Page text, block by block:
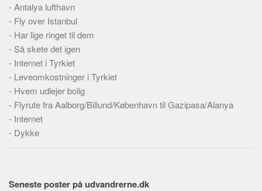
Praktisk
Alle
Meta
Dokumenttyper
Emner
Skribenter
Personer
Steder
Om
-Antalya lufthavn
- Fly over Istanbul
- Har lige ringet til dem
- Så skete det igen
- Internet i Tyrkiet
- Leveomkostninger i Tyrkiet
- Hvem udlejer bolig
- Flyrute fra Aalborg/Billund/København til Gazipasa/Alanya
- Internet
- Dykke
Seneste poster på udvandrerne.dk